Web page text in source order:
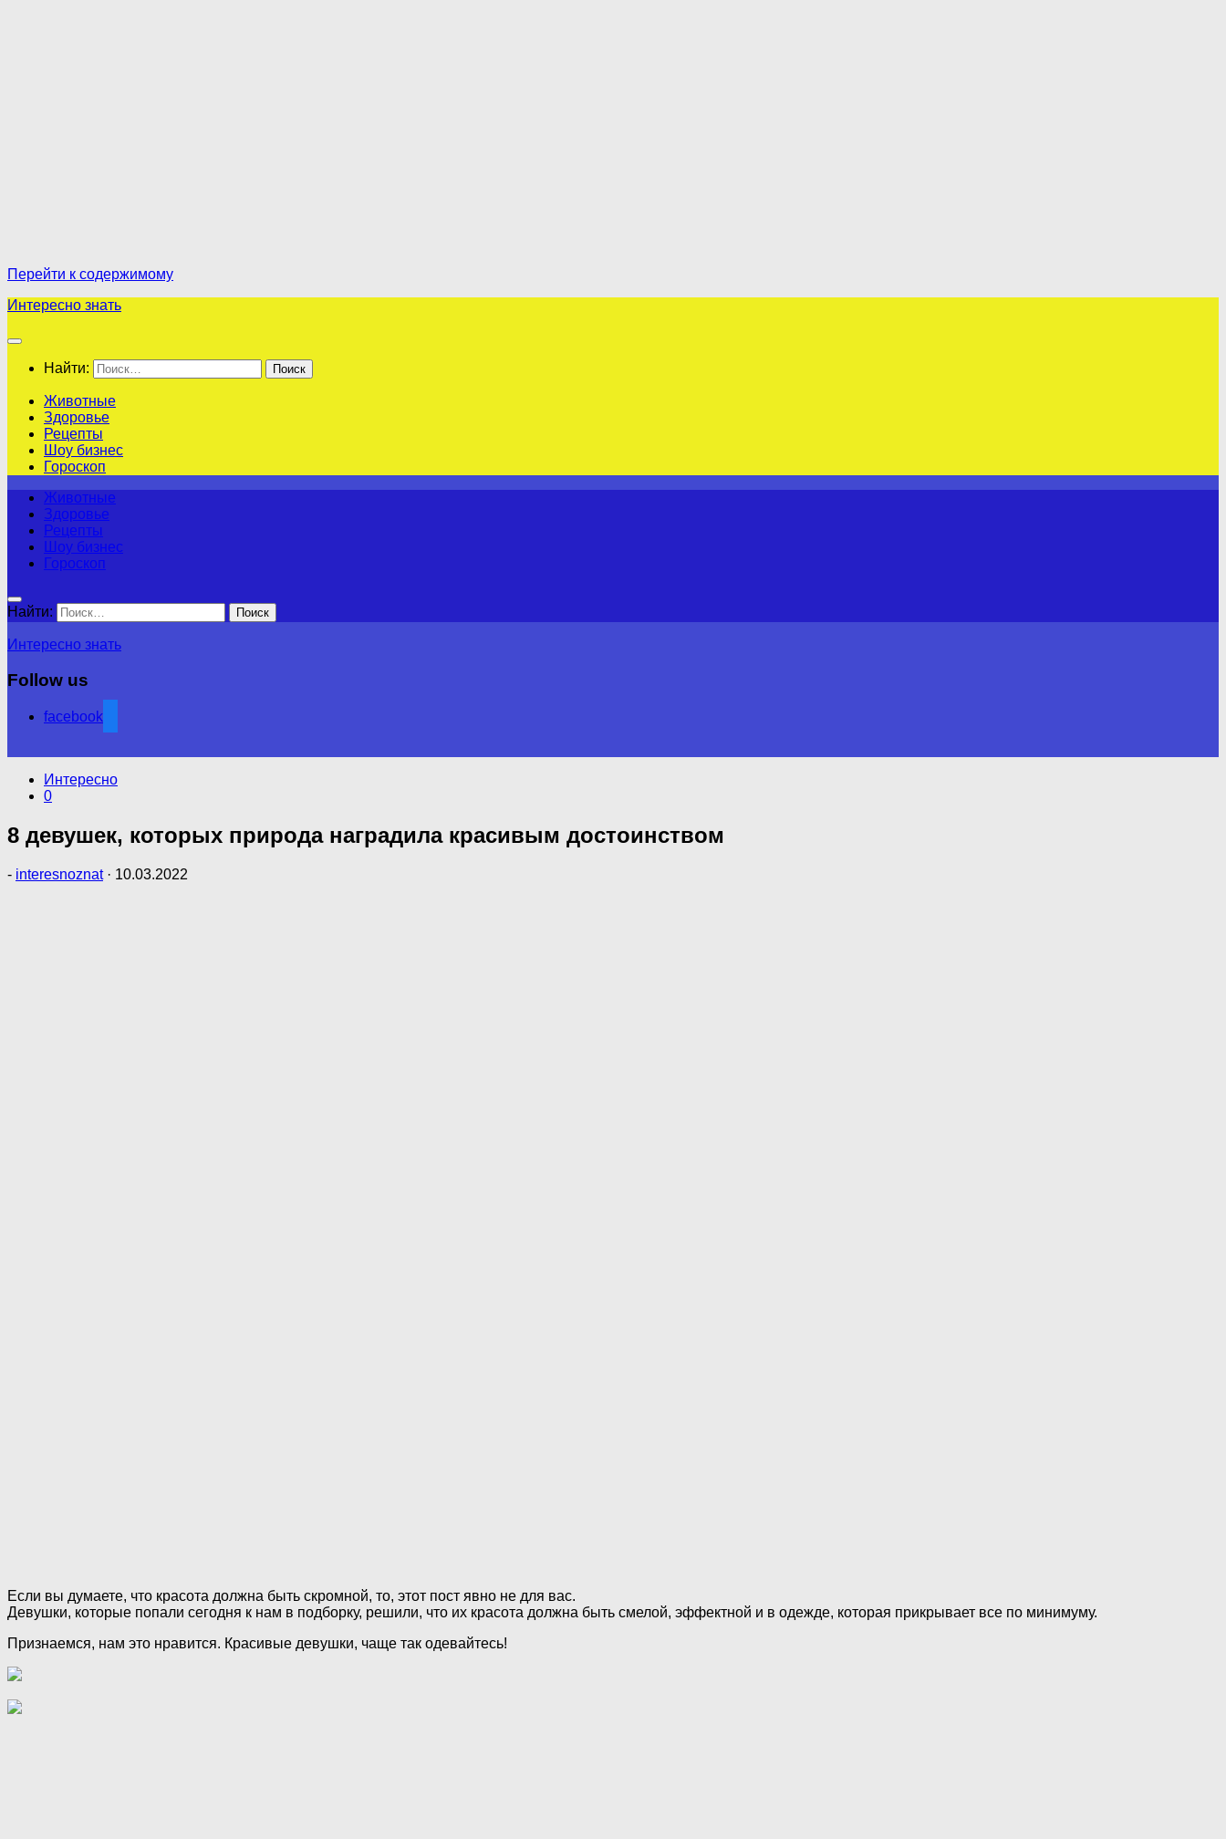
Перейти к содержимому
Интересно знать
Найти:
Животные
Здоровье
Рецепты
Шоу бизнес
Гороскоп
Животные
Здоровье
Рецепты
Шоу бизнес
Гороскоп
Найти:
Интересно знать
Follow us
facebook
Интересно
0
8 девушек, которых природа наградила красивым достоинством
- interesnoznat · 10.03.2022
Если вы думаете, что красота должна быть скромной, то, этот пост явно не для вас.
Девушки, которые попали сегодня к нам в подборку, решили, что их красота должна быть смелой, эффектной и в одежде, которая прикрывает все по минимуму.
Признаемся, нам это нравится. Красивые девушки, чаще так одевайтесь!